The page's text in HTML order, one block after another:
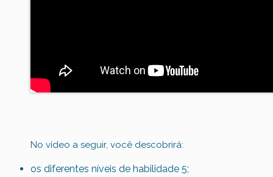
No vídeo a seguir, você descobrirá:
os diferentes níveis de habilidade 5;